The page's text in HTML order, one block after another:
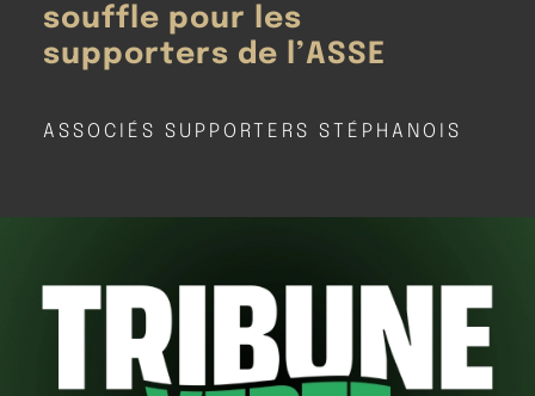
souffle pour les
supporters de l’ASSE
ASSOCIÉS SUPPORTERS STÉPHANOIS